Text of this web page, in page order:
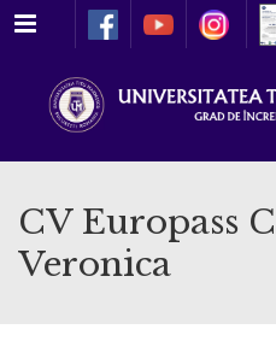
Meniu
CV Europass
Veronica